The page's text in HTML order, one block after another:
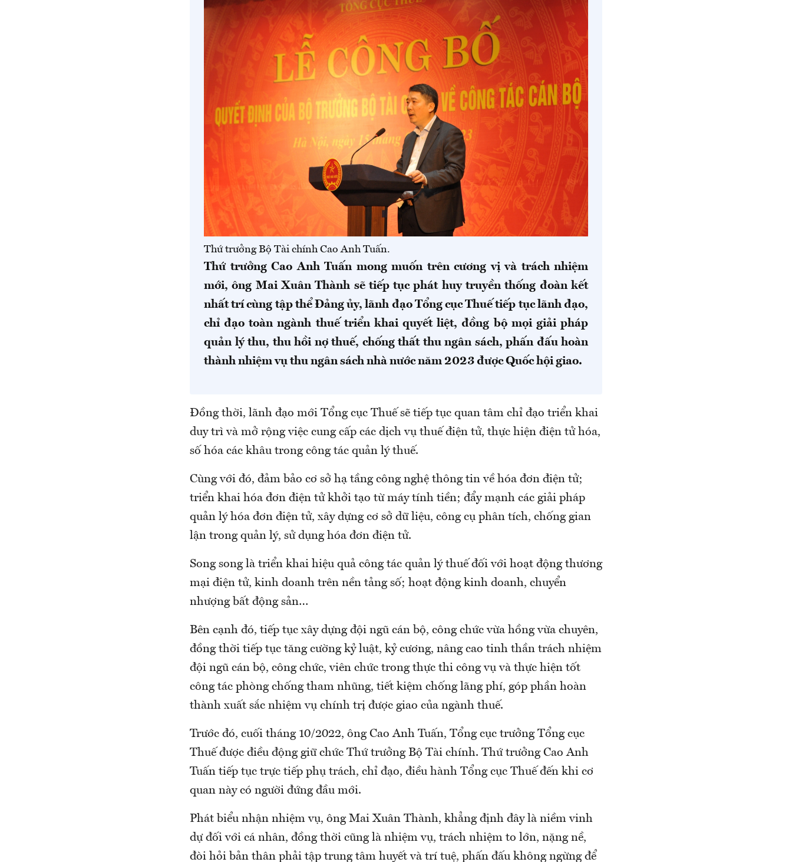
Thứ trưởng Bộ Tài chính Cao Anh Tuấn.
Thứ trưởng Cao Anh Tuấn mong muốn trên cương vị và trách nhiệm
mới, ông Mai Xuân Thành sẽ tiếp tục phát huy truyền thống đoàn kết
nhất trí cùng tập thể Đảng ủy, lãnh đạo Tổng cục Thuế tiếp tục lãnh đạo,
chỉ đạo toàn ngành thuế triển khai quyết liệt, đồng bộ mọi giải pháp
quản lý thu, thu hồi nợ thuế, chống thất thu ngân sách, phấn đấu hoàn
thành nhiệm vụ thu ngân sách nhà nước năm 2023 được Quốc hội giao.
Đồng thời, lãnh đạo mới Tổng cục Thuế sẽ tiếp tục quan tâm chỉ đạo triển khai
duy trì và mở rộng việc cung cấp các dịch vụ thuế điện tử, thực hiện điện tử hóa,
số hóa các khâu trong công tác quản lý thuế.
Cùng với đó, đảm bảo cơ sở hạ tầng công nghệ thông tin về hóa đơn điện tử;
triển khai hóa đơn điện tử khởi tạo từ máy tính tiền; đẩy mạnh các giải pháp
quản lý hóa đơn điện tử, xây dựng cơ sở dữ liệu, công cụ phân tích, chống gian
lận trong quản lý, sử dụng hóa đơn điện tử.
Song song là triển khai hiệu quả công tác quản lý thuế đối với hoạt động thương
mại điện tử, kinh doanh trên nền tảng số; hoạt động kinh doanh, chuyển
nhượng bất động sản…
Bên cạnh đó, tiếp tục xây dựng đội ngũ cán bộ, công chức vừa hồng vừa chuyên,
đồng thời tiếp tục tăng cường kỷ luật, kỷ cương, nâng cao tinh thần trách nhiệm
đội ngũ cán bộ, công chức, viên chức trong thực thi công vụ và thực hiện tốt
công tác phòng chống tham nhũng, tiết kiệm chống lãng phí, góp phần hoàn
thành xuất sắc nhiệm vụ chính trị được giao của ngành thuế.
Trước đó, cuối tháng 10/2022, ông Cao Anh Tuấn, Tổng cục trưởng Tổng cục
Thuế được điều động giữ chức Thứ trưởng Bộ Tài chính. Thứ trưởng Cao Anh
Tuấn tiếp tục trực tiếp phụ trách, chỉ đạo, điều hành Tổng cục Thuế đến khi cơ
quan này có người đứng đầu mới.
Phát biểu nhận nhiệm vụ, ông Mai Xuân Thành, khẳng định đây là niềm vinh
dự đối với cá nhân, đồng thời cũng là nhiệm vụ, trách nhiệm to lớn, nặng nề,
đòi hỏi bản thân phải tập trung tâm huyết và trí tuệ, phấn đấu không ngừng để